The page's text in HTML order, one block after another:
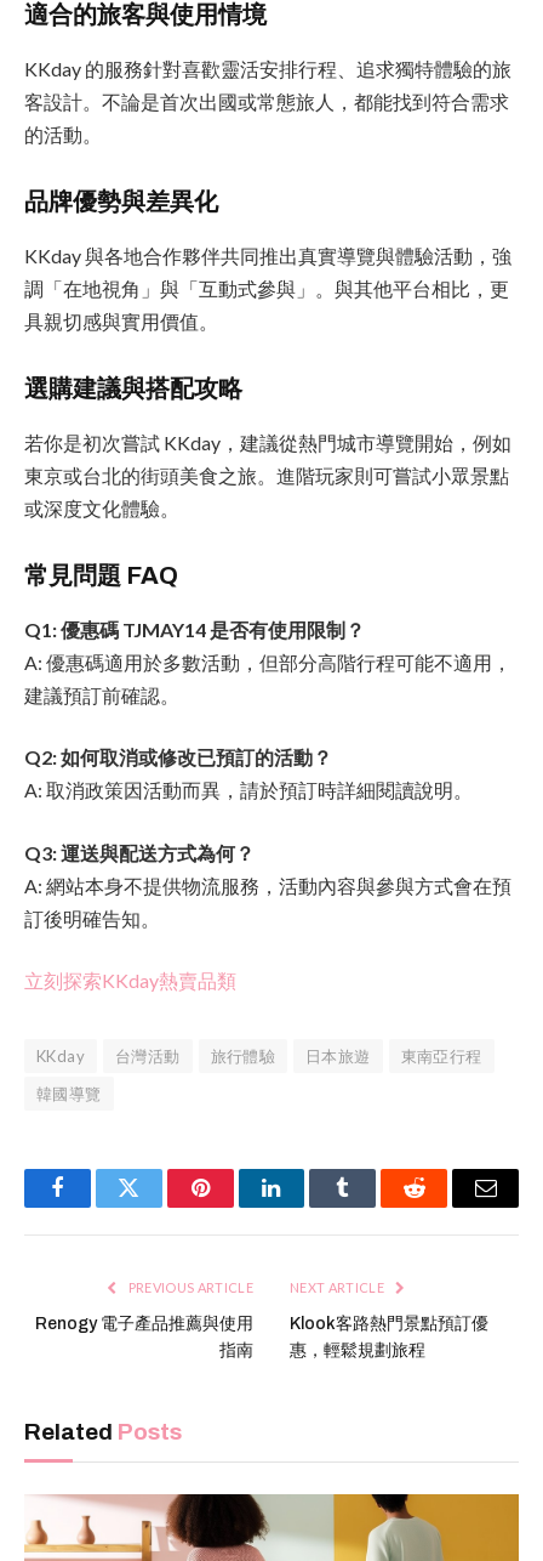
適合的旅客與使用情境
KKday 的服務針對喜歡靈活安排行程、追求獨特體驗的旅
客設計。不論是首次出國或常態旅人，都能找到符合需求
的活動。
品牌優勢與差異化
KKday 與各地合作夥伴共同推出真實導覽與體驗活動，強
調「在地視角」與「互動式參與」。與其他平台相比，更
具親切感與實用價值。
選購建議與搭配攻略
若你是初次嘗試 KKday，建議從熱門城市導覽開始，例如
東京或台北的街頭美食之旅。進階玩家則可嘗試小眾景點
或深度文化體驗。
常見問題 FAQ
Q1: 優惠碼 TJMAY14 是否有使用限制？
A: 優惠碼適用於多數活動，但部分高階行程可能不適用，
建議預訂前確認。
Q2: 如何取消或修改已預訂的活動？
A: 取消政策因活動而異，請於預訂時詳細閱讀說明。
Q3: 運送與配送方式為何？
A: 網站本身不提供物流服務，活動內容與參與方式會在預
訂後明確告知。
立刻探索KKday熱賣品類
KKday 台灣活動 旅行體驗 日本旅遊
東南亞行程
韓國導覽
FacebookTwitter PinterestLinkedInTumblr Reddit Email
PREVIOUS ARTICLE
Renogy 電子產品推薦與使用
指南
NEXT ARTICLE
Klook客路熱門景點預訂優
惠，輕鬆規劃旅程
Related Posts